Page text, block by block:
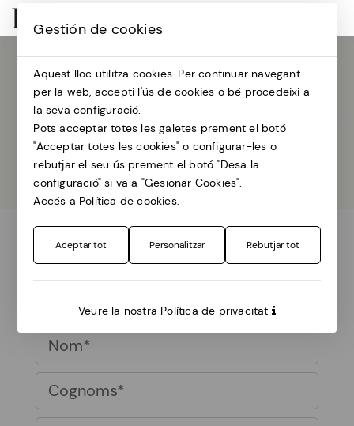
Si vols estar al dia del Poesia i +
2026, inscriu-te al nostre butlletí
Gestión de cookies
Aquest lloc utilitza cookies. Per continuar navegant
per la web, accepti l'ús de cookies o bé procedeixi a
la seva configuració.
Pots acceptar totes les galetes prement el botó
"Acceptar totes les cookies" o configurar-les o
rebutjar el seu ús prement el botó "Desa la
configuració" si va a "Gesionar Cookies".
Accés a Política de cookies.
Aceptar tot Personalitzar Rebutjar tot
Veure la nostra Política de privacitat